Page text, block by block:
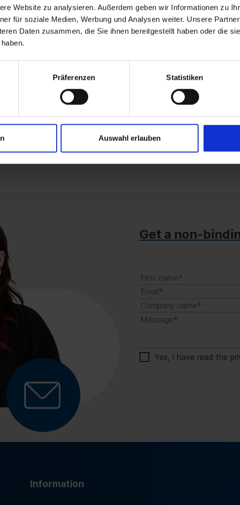
Website zu analysieren. Außerdem geben wir Informationen zu
für soziale Medien, Werbung und Analysen weiter. Unsere
Daten zusammen, die Sie ihnen bereitgestellt haben oder die
Präferenzen Statistiken
Auswahl erlauben
Umgebungen mit vielen gleichzeitigen Zugriffen
TheSQL Server 2025 Device CALis the
database access is mainly based on a fixed
devices and not individual changing users are
database platform for your business operations.
Get a non-
Yes, I have read the
Information